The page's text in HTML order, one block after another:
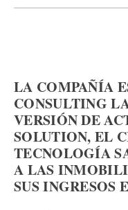
LA COMPAÑÍA
CONSULTING
VERSIÓN DE
SOLUTION, EL
TECNOLOGÍA
A LAS
SUS INGRESOS